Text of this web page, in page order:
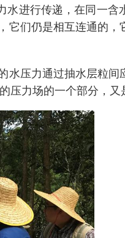
进行传递，在同一
们仍是相互连通的
压力通过抽水层粒
压力场的一个部分，